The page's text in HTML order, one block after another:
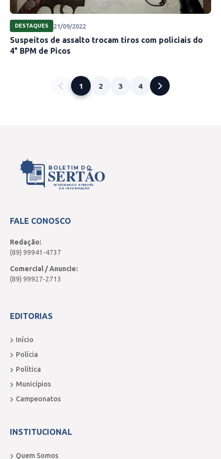
DESTAQUES 21/09/2022
Suspeitos de assalto trocam tiros com policiais do
4° BPM de Picos
1 2 3 4
BOLETIM DO
SERTÃO
INTEGRANDO ATRAVÉS
DA INFORMAÇÃO
FALE CONOSCO
Redação:
(89) 99941-4737
Comercial / Anuncie:
(89) 99927-2713
EDITORIAS
Início
Polícia
Política
Municípios
Campeonatos
INSTITUCIONAL
Quem Somos